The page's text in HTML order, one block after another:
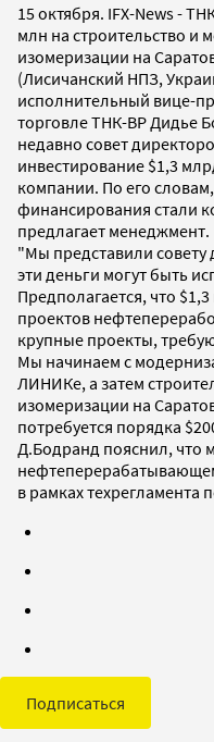
15 октября. IFX-News -
млн на строительство и
изомеризации на
(Лисичанский НПЗ,
исполнительный вице-
торговле ТНК-BP Дидье
недавно совет
инвестирование $1,3
компании. По его
финансирования стали
предлагает менеджмент.
"Мы представили
эти деньги могут быть
Предполагается, что
проектов
крупные проекты,
Мы начинаем с
ЛИНИКе, а затем
изомеризации на
потребуется порядка
Д.Бодранд пояснил, что
в рамках техрегламента
Подписаться